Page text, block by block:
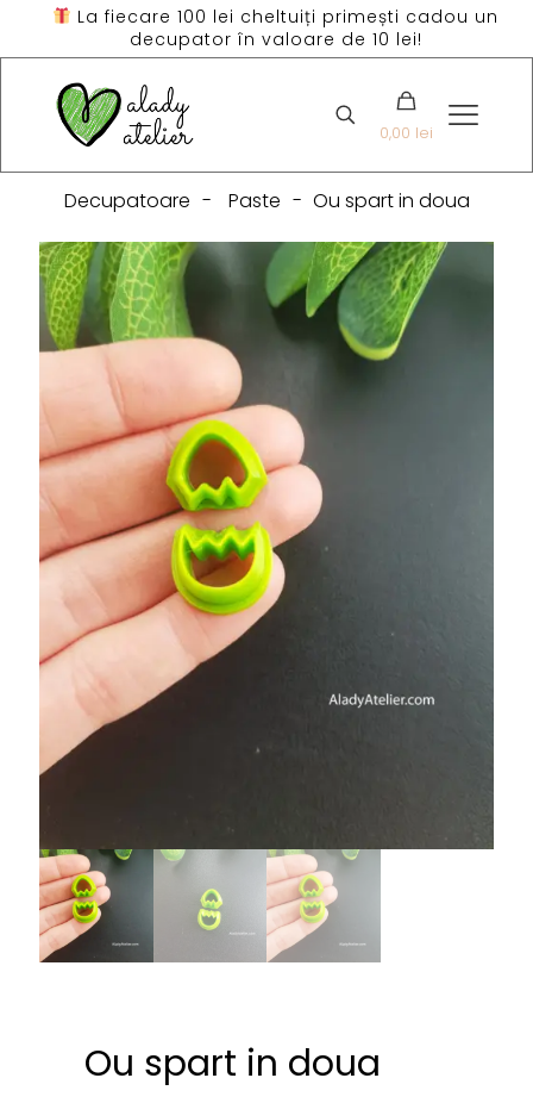
La fiecare 100 lei cheltuiți primești cadou un
decupator în valoare de 10 lei!
0,00 lei
Decupatoare - Paste - Ou spart in doua
Ou spart in doua